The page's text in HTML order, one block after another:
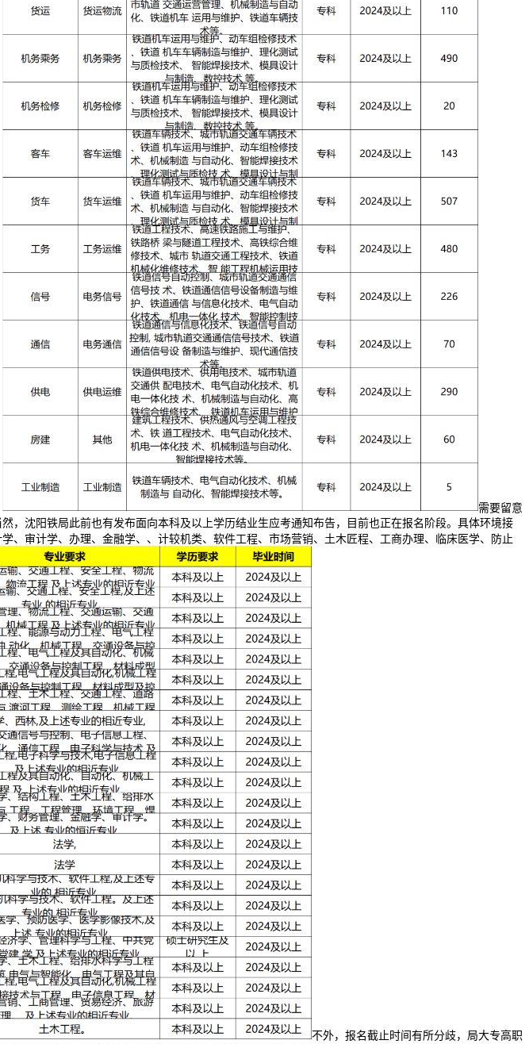
需要留意
沈阳铁局此前也有发布面向本科及以上学历结业生应考通知布告，目前也正在报名阶段。具体环境接
审计学、办理、金融学、、计较机类、软件工程、市场营销、土木匠程、工商办理、临床医学、防止
不外，报名截止时间有所分歧，局大专高职